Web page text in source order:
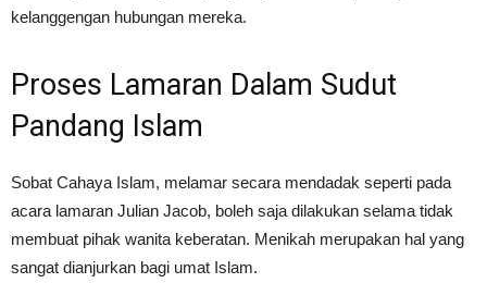
kelanggengan hubungan mereka.
Proses Lamaran Dalam Sudut
Pandang Islam
Sobat Cahaya Islam, melamar secara mendadak seperti pada
acara lamaran Julian Jacob, boleh saja dilakukan selama tidak
membuat pihak wanita keberatan. Menikah merupakan hal yang
sangat dianjurkan bagi umat Islam.